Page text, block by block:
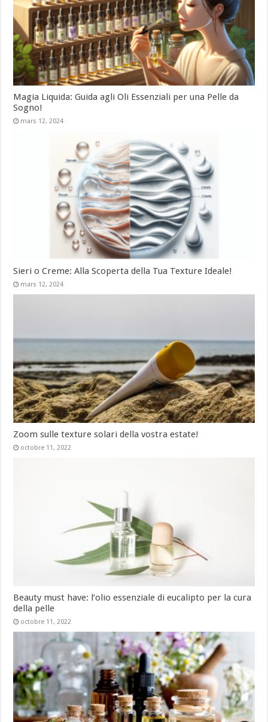
Magia Liquida: Guida agli Oli Essenziali per una Pelle da
Sogno!
mars 12, 2024
Sieri o Creme: Alla Scoperta della Tua Texture Ideale!
mars 12, 2024
Zoom sulle texture solari della vostra estate!
octobre 11, 2022
Beauty must have: l’olio essenziale di eucalipto per la cura
della pelle
octobre 11, 2022